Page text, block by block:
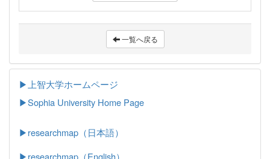
一覧へ戻る
▶上智大学ホームページ
▶Sophia University Home Page
▶researchmap（日本語）
▶researchmap（English）